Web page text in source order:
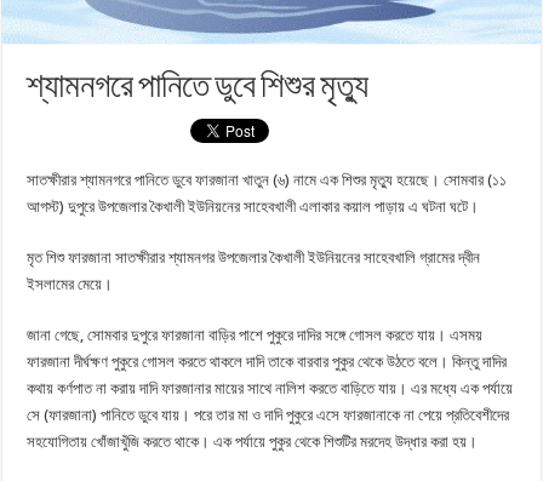
শ্যামনগরে পানিতে ডুবে শিশুর মৃত্যু
সাতক্ষীরার শ্যামনগরে পানিতে ডুবে ফারজানা খাতুন (৬) নামে এক শিশুর মৃত্যু হয়েছে। সোমবার (১১
আগস্ট) দুপুরে উপজেলার কৈখালী ইউনিয়নের সাহেবখালী এলাকার কয়াল পাড়ায় এ ঘটনা ঘটে।
মৃত শিশু ফারজানা সাতক্ষীরার শ্যামনগর উপজেলার কৈখালী ইউনিয়নের সাহেবখালি গ্রামের দ্বীন
ইসলামের মেয়ে।
জানা গেছে, সোমবার দুপুরে ফারজানা বাড়ির পাশে পুকুরে দাদির সঙ্গে গোসল করতে যায়। এসময়
ফারজানা দীর্ঘক্ষণ পুকুরে গোসল করতে থাকলে দাদি তাকে বারবার পুকুর থেকে উঠতে বলে। কিন্তু দাদির
কথায় কর্ণপাত না করায় দাদি ফারজানার মায়ের সাথে নালিশ করতে বাড়িতে যায়। এর মধ্যে এক পর্যায়ে
সে (ফারজানা) পানিতে ডুবে যায়। পরে তার মা ও দাদি পুকুরে এসে ফারজানাকে না পেয়ে প্রতিবেশীদের
সহযোগিতায় খোঁজাখুঁজি করতে থাকে। এক পর্যায়ে পুকুর থেকে শিশুটির মরদেহ উদ্ধার করা হয়।